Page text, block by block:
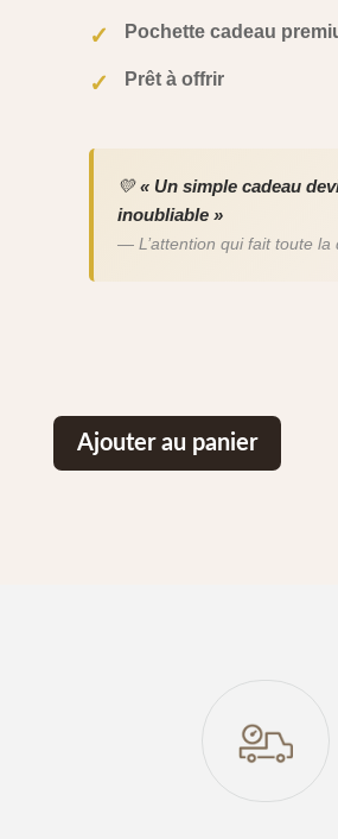
✓
Pochette cadeau
✓ Prêt à offrir
💛« Un simple cadeau
inoubliable »
— L’attention qui fait toute la
Ajouter au panier